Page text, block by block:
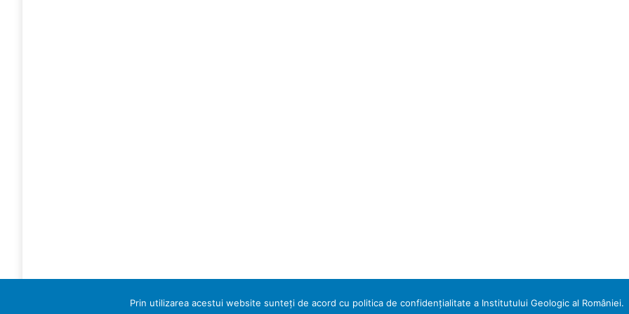
Prin utilizarea acestui website sunteți de acord cu politica de confidențialitate a Institutului Geologic al României.